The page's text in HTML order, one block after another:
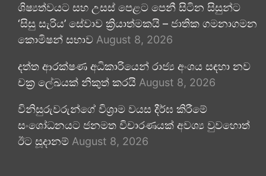
ශිෂ්‍යත්වයට සහ උසස් පෙළට පෙනී සිටින සිසුන්ට
‘සිසු සැරිය’ සේවාව ක්‍රියාත්මකයි – ජාතික ගමනාගමන
කොමිෂන් සභාව August 8, 2026
දත්ත ආරක්ෂණ අධිකාරියෙන් රාජ්‍ය අංශය සඳහා නව
චක්‍ර ලේඛයක් නිකුත් කරයි August 8, 2026
විනිසුරුවරුන්ගේ විශ්‍රාම වයස දීර්ඝ කිරීමේ
සංශෝධනයට ජනමත විචාරණයක් අවශ්‍ය වුවහොත්
ඊට සූදානම් August 8, 2026